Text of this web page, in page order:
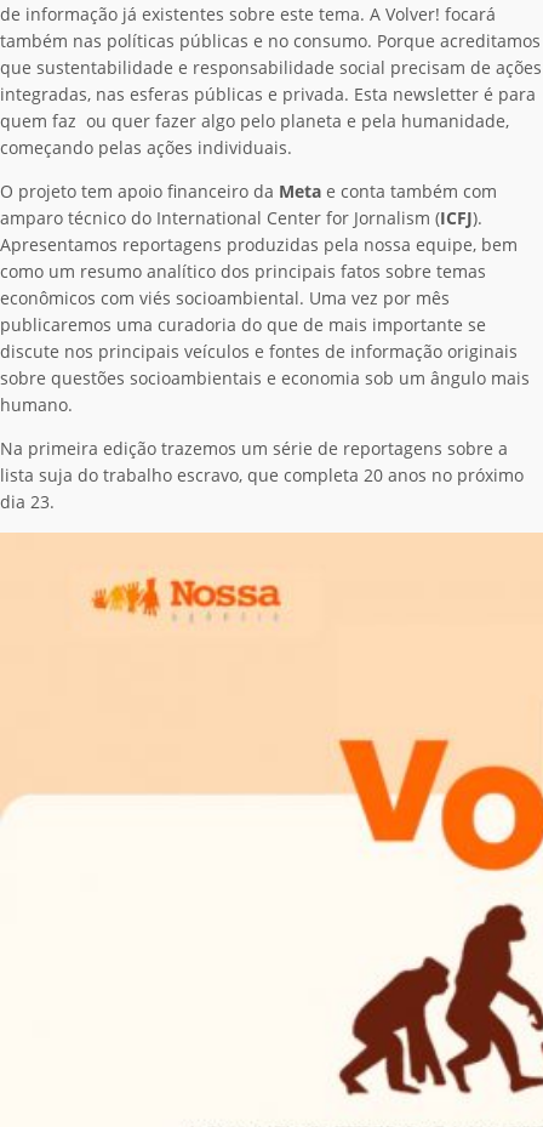
de informação já existentes sobre este tema. A Volver! focará
também nas políticas públicas e no consumo. Porque acreditamos
que sustentabilidade e responsabilidade social precisam de ações
integradas, nas esferas públicas e privada. Esta newsletter é para
quem faz ou quer fazer algo pelo planeta e pela humanidade,
começando pelas ações individuais.
O projeto tem apoio financeiro da Meta e conta também com
amparo técnico do International Center for Jornalism (ICFJ).
Apresentamos reportagens produzidas pela nossa equipe, bem
como um resumo analítico dos principais fatos sobre temas
econômicos com viés socioambiental. Uma vez por mês
publicaremos uma curadoria do que de mais importante se
discute nos principais veículos e fontes de informação originais
sobre questões socioambientais e economia sob um ângulo mais
humano.
Na primeira edição trazemos um série de reportagens sobre a
lista suja do trabalho escravo, que completa 20 anos no próximo
dia 23.